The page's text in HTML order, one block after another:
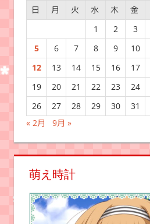
ー
シ
ョ
ン
日 月 火 水 木 金
1
2 3
5
6 7 8 9 10
12
13 14 15 16 17
19
20 21 22 23 24
26
27 28 29 30
31
« 2月
9月 »
萌え時計